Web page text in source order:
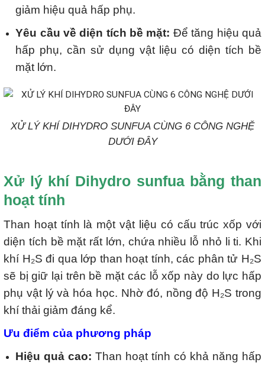
giảm hiệu quả hấp phụ.
Yêu cầu về diện tích bề mặt: Để tăng hiệu quả
hấp phụ, cần sử dụng vật liệu có diện tích bề
mặt lớn.
XỬ LÝ KHÍ DIHYDRO SUNFUA CÙNG 6 CÔNG NGHỆ
DƯỚI ĐÂY
Xử lý khí Dihydro sunfua bằng than
hoạt tính
Than hoạt tính là một vật liệu có cấu trúc xốp với
diện tích bề mặt rất lớn, chứa nhiều lỗ nhỏ li ti. Khi
khí H₂S đi qua lớp than hoạt tính, các phân tử H₂S
sẽ bị giữ lại trên bề mặt các lỗ xốp này do lực hấp
phụ vật lý và hóa học. Nhờ đó, nồng độ H₂S trong
khí thải giảm đáng kể.
Ưu điểm của phương pháp
Hiệu quả cao: Than hoạt tính có khả năng hấp